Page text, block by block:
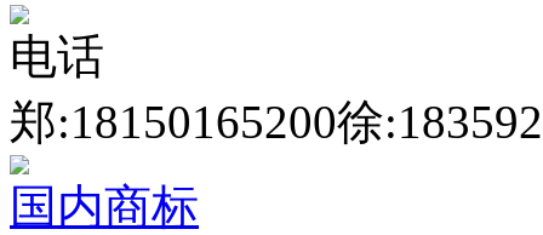
电话
郑:18150165200徐
国内商标